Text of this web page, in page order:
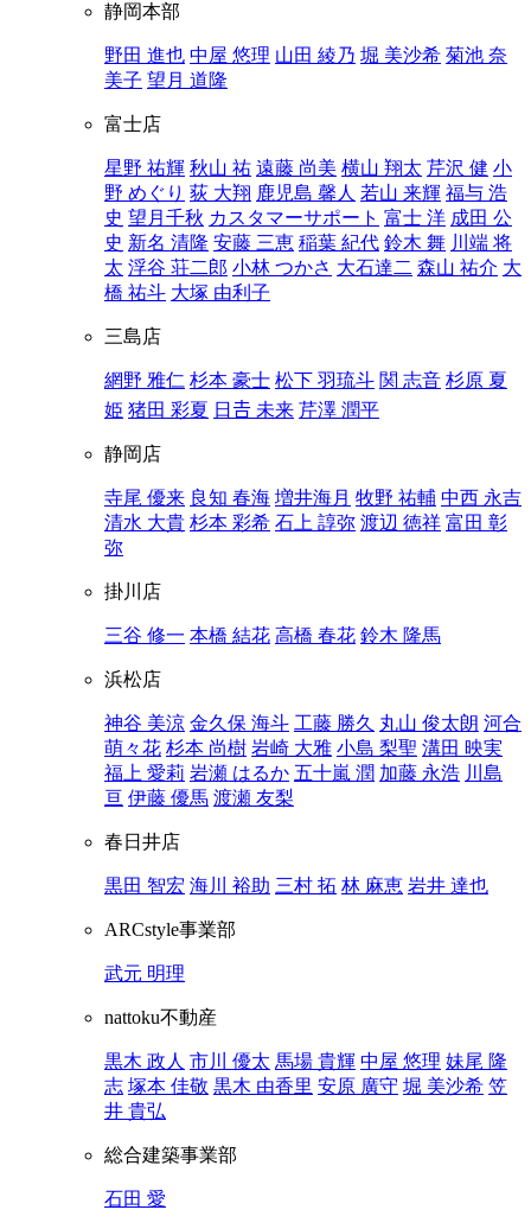
静岡本部
野田 進也 中屋 悠理 山田 綾乃 堀 美沙希 菊池 奈
美子 望月 道隆
富士店
星野 祐輝 秋山 祐 遠藤 尚美 横山 翔太 芹沢 健 小
野 めぐり 荻 大翔 鹿児島 馨人 若山 来輝 福与 浩
史 望月千秋 カスタマーサポート 富士 洋 成田 公
史 新名 清隆 安藤 三恵 稲葉 紀代 鈴木 舞 川端 将
太 浮谷 荘二郎 小林 つかさ 大石達二 森山 祐介 大
橋 祐斗 大塚 由利子
三島店
網野 雅仁 杉本 豪士 松下 羽琉斗 関 志音 杉原 夏
姫 猪田 彩夏 日𠮷 未来 芹澤 潤平
静岡店
寺尾 優来 良知 春海 増井海月 牧野 祐輔 中西 永吉
清水 大貴 杉本 彩希 石上 諄弥 渡辺 徳祥 富田 彰
弥
掛川店
三谷 修一 本橋 結花 高橋 春花 鈴木 隆馬
浜松店
神谷 美涼 金久保 海斗 工藤 勝久 丸山 俊太朗 河合
萌々花 杉本 尚樹 岩崎 大雅 小島 梨聖 溝田 映実
福上 愛莉 岩瀬 はるか 五十嵐 潤 加藤 永浩 川島
亘 伊藤 優馬 渡瀬 友梨
春日井店
黒田 智宏 海川 裕助 三村 拓 林 麻恵 岩井 達也
ARCstyle事業部
武元 明理
nattoku不動産
黒木 政人 市川 優太 馬場 貴輝 中屋 悠理 妹尾 隆
志 塚本 佳敬 黒木 由香里 安原 廣守 堀 美沙希 笠
井 貴弘
総合建築事業部
石田 愛